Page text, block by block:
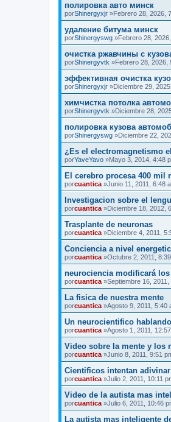
полировка авто минск
porShinergyxjr »Febrero 28, 2026,
удаление битума минск
porShinergyswg »Febrero 28,
очистка ржавчины с
porShinergyvtk »Febrero 28, 2026,
эффективная очистка
porShinergyxjr »Diciembre 29,
химчистка потолка
porShinergyvtk »Diciembre 28,
полировка кузова
porShinergyswg »Diciembre 22,
¿Es el electromagnetismo
porYaveYavo »Mayo 3, 2014, 4:48
El cerebro procesa 400
porcuantica »Junio 11, 2011, 6:48
Investigacion sobre el
porcuantica »Diciembre 18, 2012,
Trasplante de neuronas
porcuantica »Diciembre 4, 2011,
Conciencia a nivel
porcuantica »Octubre 2, 2011,
neurociencia modificará
porcuantica »Septiembre 16, 2011,
La fisica de nuestra mente
porcuantica »Agosto 9, 2011, 5:40
Un neurocientifico
porcuantica »Agosto 1, 2011,
Video sobre la mente y los
porcuantica »Junio 8, 2011, 9:51
Cientificos intentan
porcuantica »Julio 2, 2011, 10:11
Video de la autista mas
porcuantica »Julio 6, 2011, 10:46
La autista mas inteligente